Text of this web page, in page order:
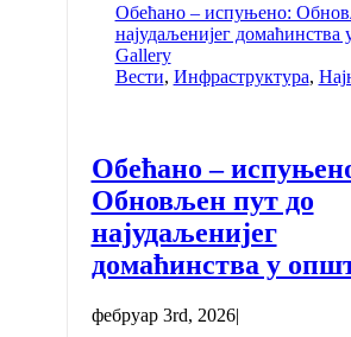
Обећано – испуњено:
најудаљенијег
Gallery
Вести, Инфраструктура,
Обећано –
Обновљен пут до
најудаљенијег
домаћинства у
фебруар 3rd, 2026|